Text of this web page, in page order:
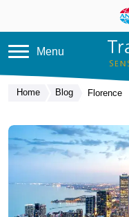
Menu
Home Blog Florence